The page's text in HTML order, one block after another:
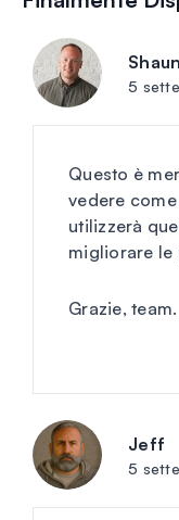
5
Questo è
vedere
utilizzerà
migliorare le
Grazie, team.
Jeff
5